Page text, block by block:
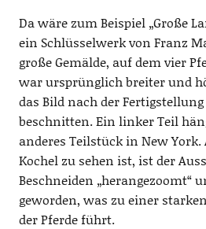
Da wäre zum Beispiel „Große
ein Schlüsselwerk von Franz
große Gemälde, auf dem vier
war ursprünglich breiter und
das Bild nach der
beschnitten. Ein linker Teil
anderes Teilstück in New
Kochel zu sehen ist, ist der
Beschneiden „herangezoomt“
geworden, was zu einer
der Pferde führt.